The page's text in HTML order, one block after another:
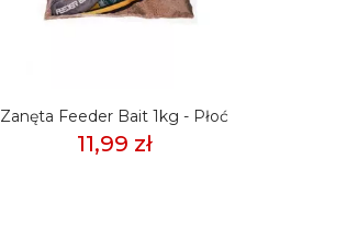
Zanęta Feeder Bait 1kg - Płoć
11,99 zł